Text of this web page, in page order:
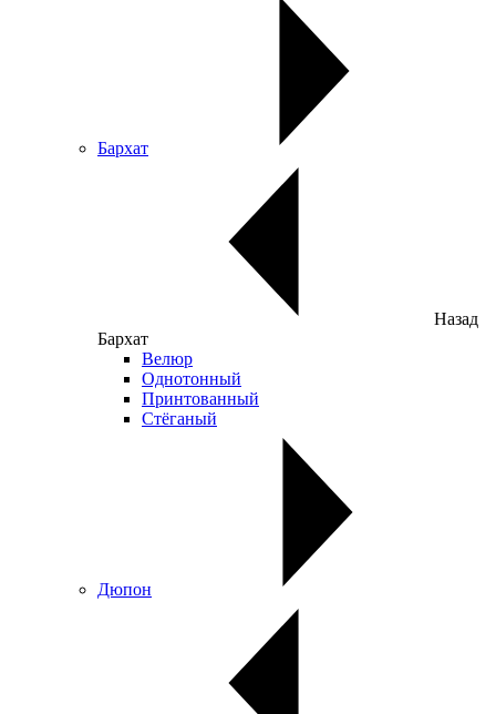
Бархат
Назад
Бархат
Велюр
Однотонный
Принтованный
Стёганый
Дюпон